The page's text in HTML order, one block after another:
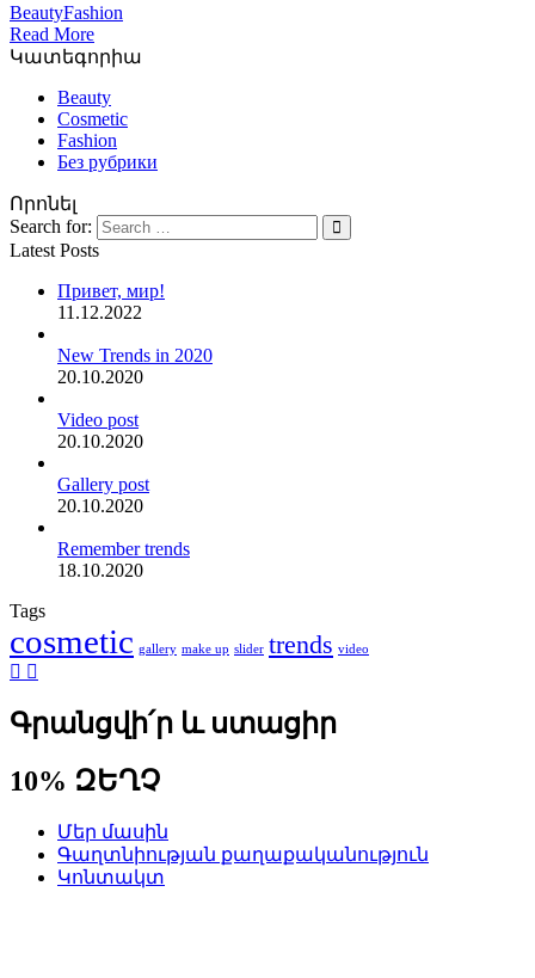
BeautyFashion
Read More
Կատեգորիա
Beauty
Cosmetic
Fashion
Без рубрики
Որոնել
Search for:
Latest Posts
Привет, мир!
11.12.2022
New Trends in 2020
20.10.2020
Video post
20.10.2020
Gallery post
20.10.2020
Remember trends
18.10.2020
Tags
cosmetic gallery make up slider trends video
Գրանցվի՛ր և ստացիր
10% ԶԵՂՉ
Մեր մասին
Գաղտնիության քաղաքականություն
Կոնտակտ